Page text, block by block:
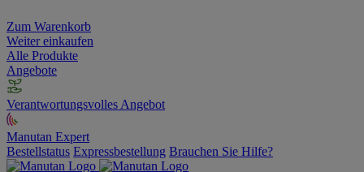
Zum Warenkorb
Weiter einkaufen
Alle Produkte
Angebote
Verantwortungsvolles Angebot
Manutan Expert
Bestellstatus Expressbestellung Brauchen Sie Hilfe?